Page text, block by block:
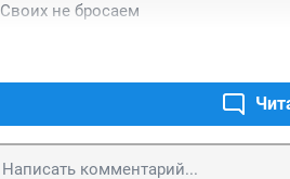
Своих не бросаем